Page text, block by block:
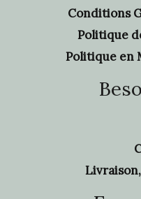
Conditions
Politique
Politique en